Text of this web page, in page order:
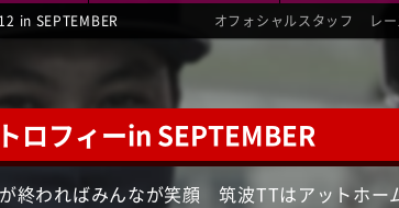
in SEPTEMBER オフォシャルスタッフ レ
ロフィーin SEPTEMBER
終わればみんなが笑顔 筑波TTはアットホー